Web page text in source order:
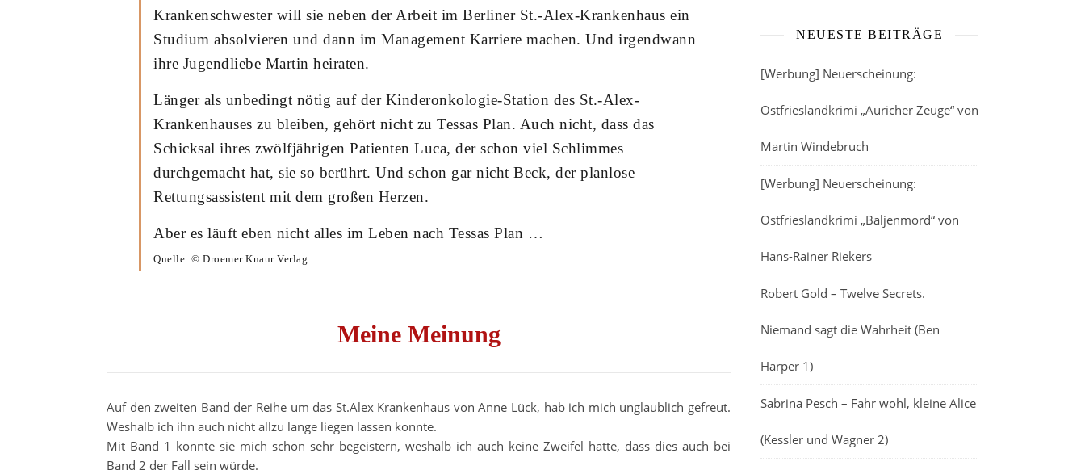
Krankenschwester will sie neben der Arbeit im Berliner St.-Alex-Krankenhaus ein
Studium absolvieren und dann im Management Karriere machen. Und irgendwann
ihre Jugendliebe Martin heiraten.
Länger als unbedingt nötig auf der Kinderonkologie-Station des St.-Alex-
Krankenhauses zu bleiben, gehört nicht zu Tessas Plan. Auch nicht, dass das
Schicksal ihres zwölfjährigen Patienten Luca, der schon viel Schlimmes
durchgemacht hat, sie so berührt. Und schon gar nicht Beck, der planlose
Rettungsassistent mit dem großen Herzen.
Aber es läuft eben nicht alles im Leben nach Tessas Plan …
Quelle: © Droemer Knaur Verlag
Meine Meinung
Auf den zweiten Band der Reihe um das St.Alex Krankenhaus von Anne Lück, hab ich mich unglaublich gefreut.
Weshalb ich ihn auch nicht allzu lange liegen lassen konnte.
Mit Band 1 konnte sie mich schon sehr begeistern, weshalb ich auch keine Zweifel hatte, dass dies auch bei
Band 2 der Fall sein würde.
NEUESTE BEITRÄGE
[Werbung] Neuerscheinung:
Ostfrieslandkrimi „Auricher Zeuge“ von
Martin Windebruch
[Werbung] Neuerscheinung:
Ostfrieslandkrimi „Baljenmord“ von
Hans-Rainer Riekers
Robert Gold – Twelve Secrets.
Niemand sagt die Wahrheit (Ben
Harper 1)
Sabrina Pesch – Fahr wohl, kleine Alice
(Kessler und Wagner 2)